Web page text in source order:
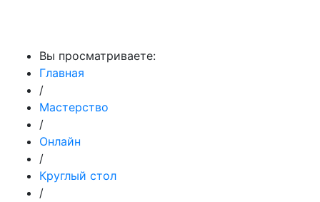
Вы просматриваете:
Главная
/
Мастерство
/
Онлайн
/
Круглый стол
/